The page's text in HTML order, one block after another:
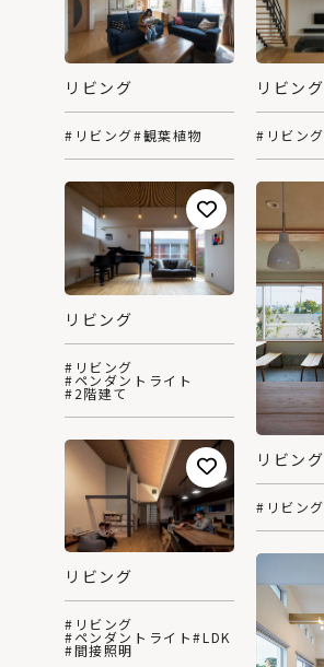
リビング
#リビング#観葉植物
リビング
#リビング
リビング
#リビング
リビング
#リビング
#ペンダントライト
#2階建て
リビング
#リビング
#ペンダントライト#LDK
#間接照明